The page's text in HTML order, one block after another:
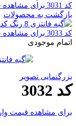
کد 3031
برای
بازگشت به محصولات
کد 3033
برای
اتمام موجودی
بزرگنمایی تصویر
کد 3032
برای مشاهده قیمت